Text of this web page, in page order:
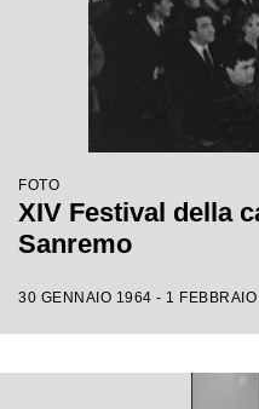
FOTO
XIV Festival della
Sanremo
30 GENNAIO 1964 - 1